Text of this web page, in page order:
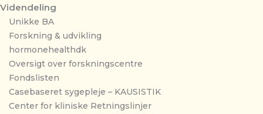
Videndeling
Unikke BA
Forskning & udvikling
hormonehealthdk
Oversigt over forskningscentre
Fondslisten
Casebaseret sygepleje – KAUSISTIK
Center for kliniske Retningslinjer